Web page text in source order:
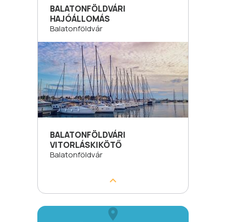
BALATONFÖLDVÁRI
HAJÓÁLLOMÁS
Balatonföldvár
BALATONFÖLDVÁRI
VITORLÁSKIKÖTŐ
Balatonföldvár